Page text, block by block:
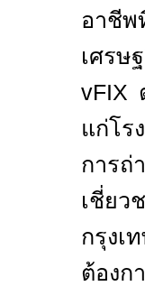
อาชีพ
เศร
vFIX
แก่โร
การถ่
เชี่ยว
กรุง
ต้องก